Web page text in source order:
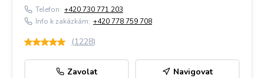
Telefon: +420 730 771 203
Info k zakázkám: +420 778 759 708
(1228)
Zavolat Navigovat